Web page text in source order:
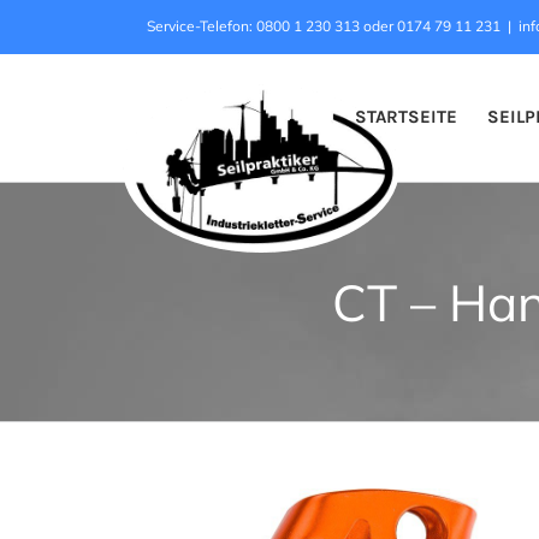
Inhalt
Service-Telefon: 0800 1 230 313 oder 0174 79 11 231 |
STARTSEITE
CT –